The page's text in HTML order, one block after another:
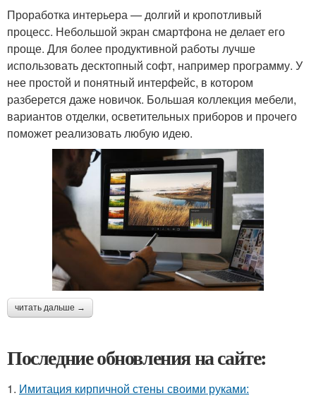
Проработка интерьера — долгий и кропотливый
процесс. Небольшой экран смартфона не делает его
проще. Для более продуктивной работы лучше
использовать десктопный софт, например программу. У
нее простой и понятный интерфейс, в котором
разберется даже новичок. Большая коллекция мебели,
вариантов отделки, осветительных приборов и прочего
поможет реализовать любую идею.
читать дальше →
Последние обновления на сайте:
1. Имитация кирпичной стены своими руками: